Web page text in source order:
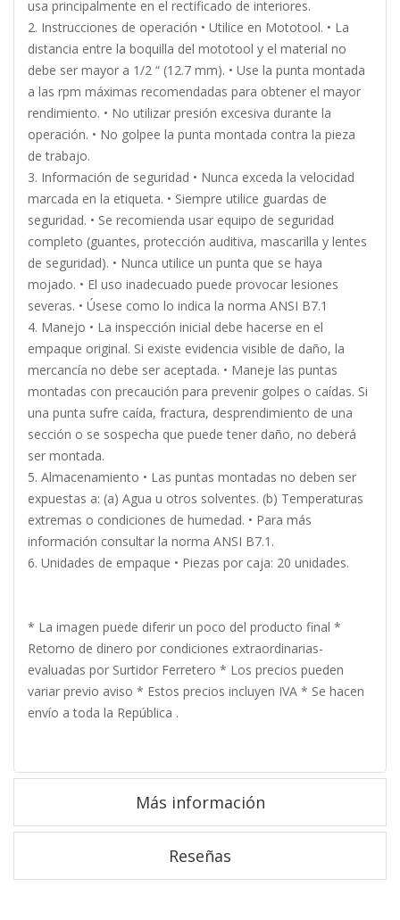
usa principalmente en el rectificado de interiores.
2. Instrucciones de operación • Utilice en Mototool. • La
distancia entre la boquilla del mototool y el material no
debe ser mayor a 1/2 “ (12.7 mm). • Use la punta montada
a las rpm máximas recomendadas para obtener el mayor
rendimiento. • No utilizar presión excesiva durante la
operación. • No golpee la punta montada contra la pieza
de trabajo.
3. Información de seguridad • Nunca exceda la velocidad
marcada en la etiqueta. • Siempre utilice guardas de
seguridad. • Se recomienda usar equipo de seguridad
completo (guantes, protección auditiva, mascarilla y lentes
de seguridad). • Nunca utilice un punta que se haya
mojado. • El uso inadecuado puede provocar lesiones
severas. • Úsese como lo indica la norma ANSI B7.1
4. Manejo • La inspección inicial debe hacerse en el
empaque original. Si existe evidencia visible de daño, la
mercancía no debe ser aceptada. • Maneje las puntas
montadas con precaución para prevenir golpes o caídas. Si
una punta sufre caída, fractura, desprendimiento de una
sección o se sospecha que puede tener daño, no deberá
ser montada.
5. Almacenamiento • Las puntas montadas no deben ser
expuestas a: (a) Agua u otros solventes. (b) Temperaturas
extremas o condiciones de humedad. • Para más
información consultar la norma ANSI B7.1.
6. Unidades de empaque • Piezas por caja: 20 unidades.
* La imagen puede diferir un poco del producto final *
Retorno de dinero por condiciones extraordinarias-
evaluadas por Surtidor Ferretero * Los precios pueden
variar previo aviso * Estos precios incluyen IVA * Se hacen
envío a toda la República .
Más información
Reseñas